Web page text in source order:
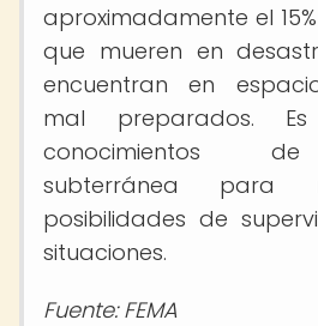
aproximadamente el
que mueren en
encuentran en
mal preparados.
conocimientos
subterránea para
posibilidades de
situaciones.
Fuente: FEMA